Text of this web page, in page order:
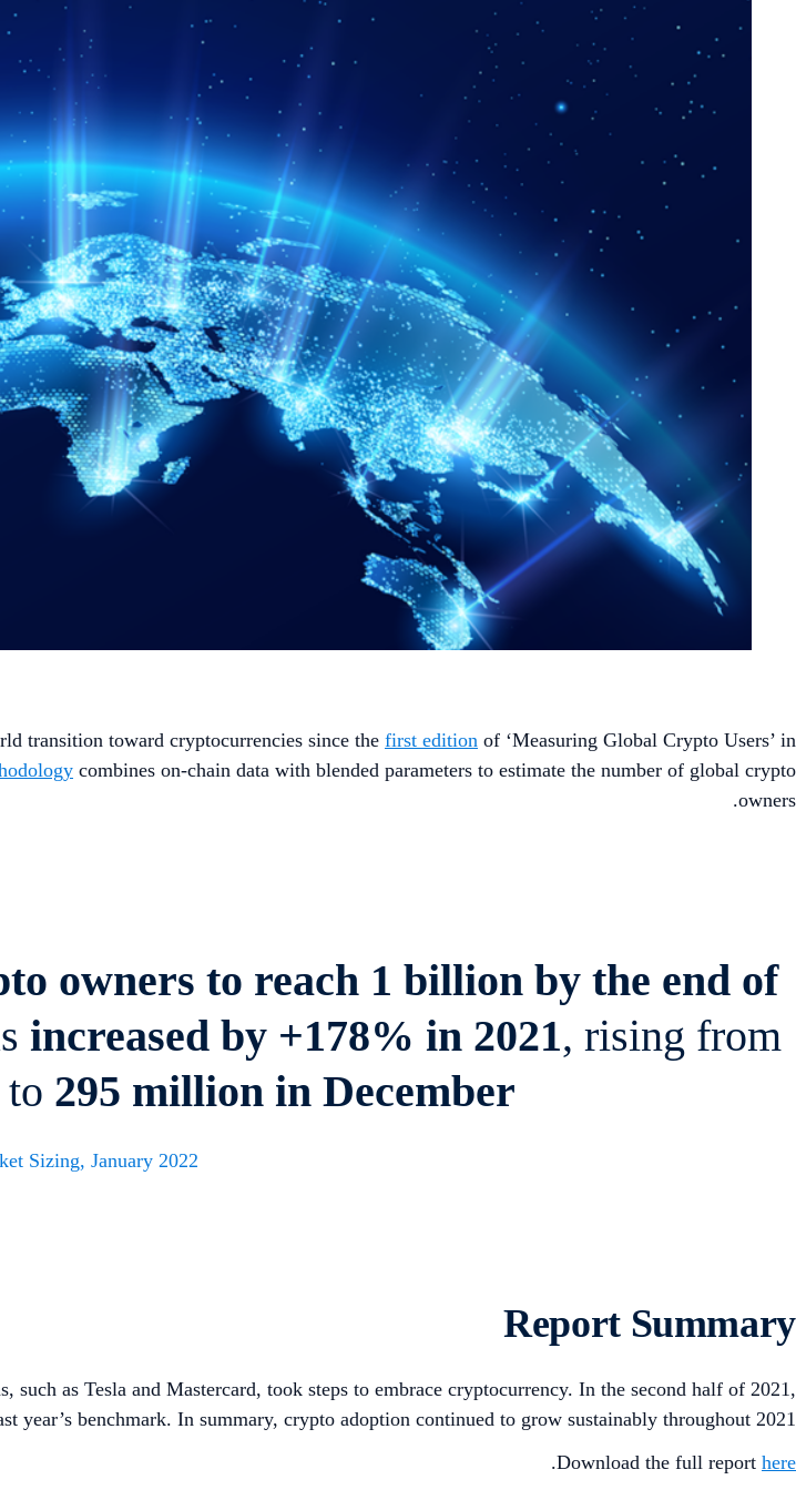
transition toward cryptocurrencies since the first edition of ‘Measuring Global Crypto Users’ in
combines on-chain data with blended parameters to estimate the number of global crypto
owners.
owners to reach 1 billion by the end of
increased by +178% in 2021, rising from
295 million in December
Sizing, January 2022
Report Summary
as Tesla and Mastercard, took steps to embrace cryptocurrency. In the second half of 2021,
benchmark. In summary, crypto adoption continued to grow sustainably throughout 2021.
Download the full report here
.